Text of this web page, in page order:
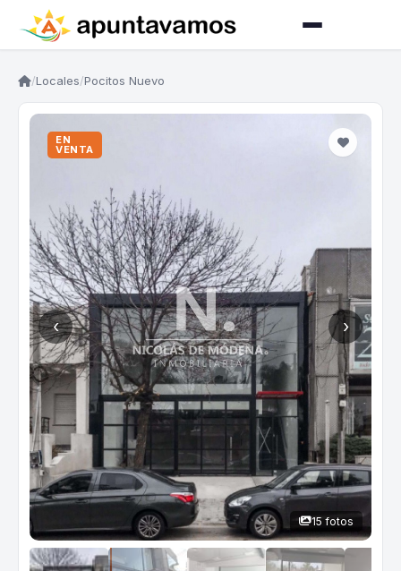
/Locales/Pocitos Nuevo
‹ ›
EN
VENTA
15 fotos